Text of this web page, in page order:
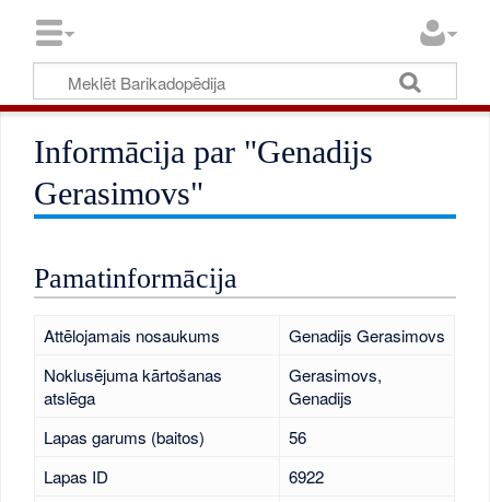
Informācija par "Genadijs
Gerasimovs"
Pamatinformācija
Attēlojamais nosaukums
Genadijs Gerasimovs
Noklusējuma kārtošanas
atslēga
Gerasimovs,
Genadijs
Lapas garums (baitos)
56
Lapas ID
6922